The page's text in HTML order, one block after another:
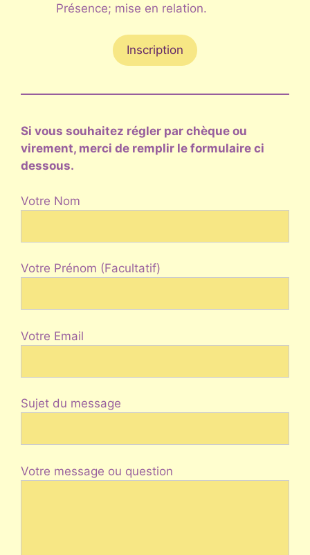
Présence; mise en relation.
Inscription
Si vous souhaitez régler par chèque ou
virement, merci de remplir le formulaire ci
dessous.
Votre Nom
Votre Prénom (Facultatif)
Votre Email
Sujet du message
Votre message ou question